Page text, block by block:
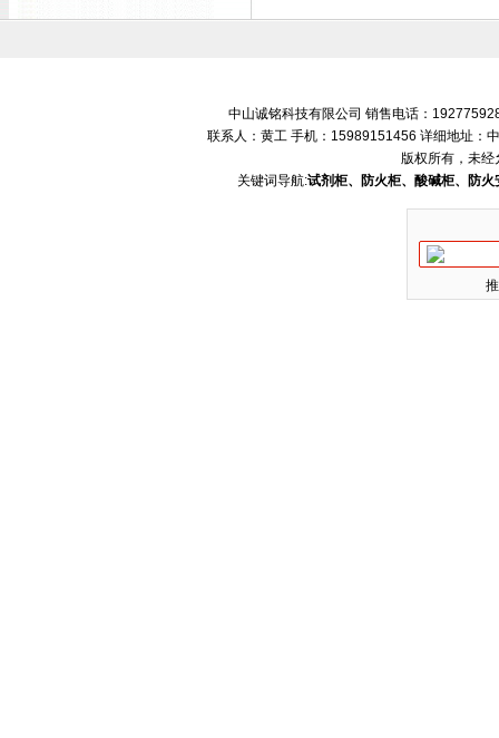
中山诚铭科技有限公司 销售电话：
联系人：黄工 手机：15989151456 详细地址：
版权所有，未经
关键词导航:试剂柜、防火柜、酸碱柜、防